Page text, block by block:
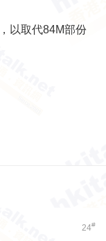
以取代84M部份
24#